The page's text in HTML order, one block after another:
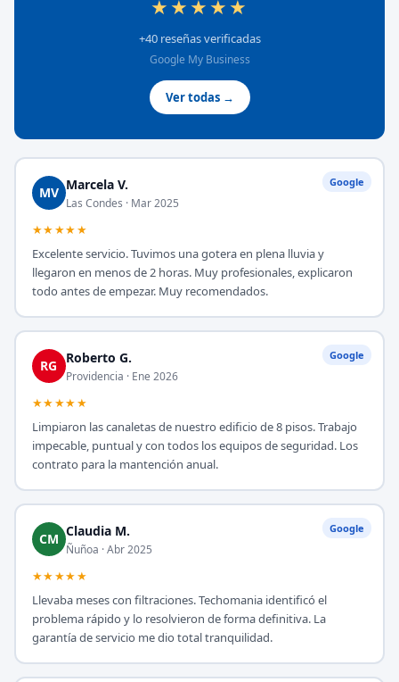
★★★★★
+40 reseñas verificadas
Google My Business
Ver todas →
Google
MV Marcela V.
Las Condes · Mar 2025
★★★★★
Excelente servicio. Tuvimos una gotera en plena lluvia y
llegaron en menos de 2 horas. Muy profesionales, explicaron
todo antes de empezar. Muy recomendados.
Google
RG Roberto G.
Providencia · Ene 2026
★★★★★
Limpiaron las canaletas de nuestro edificio de 8 pisos. Trabajo
impecable, puntual y con todos los equipos de seguridad. Los
contrato para la mantención anual.
Google
CM Claudia M.
Ñuñoa · Abr 2025
★★★★★
Llevaba meses con filtraciones. Techomania identificó el
problema rápido y lo resolvieron de forma definitiva. La
garantía de servicio me dio total tranquilidad.